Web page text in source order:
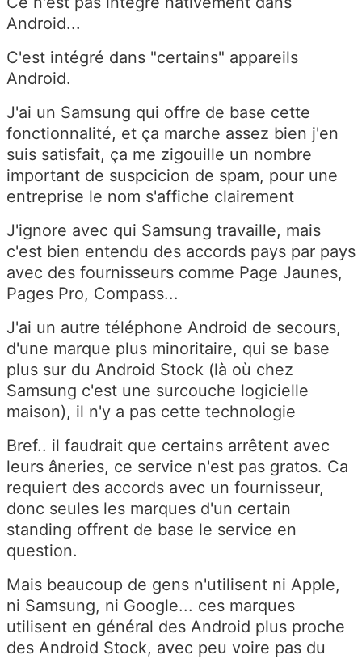
Android...
C'est intégré dans "certains" appareils
Android.
J'ai un Samsung qui offre de base cette
fonctionnalité, et ça marche assez bien j'en
suis satisfait, ça me zigouille un nombre
important de suspcicion de spam, pour une
entreprise le nom s'affiche clairement
J'ignore avec qui Samsung travaille, mais
c'est bien entendu des accords pays par pays
avec des fournisseurs comme Page Jaunes,
Pages Pro, Compass...
J'ai un autre téléphone Android de secours,
d'une marque plus minoritaire, qui se base
plus sur du Android Stock (là où chez
Samsung c'est une surcouche logicielle
maison), il n'y a pas cette technologie
Bref.. il faudrait que certains arrêtent avec
leurs âneries, ce service n'est pas gratos. Ca
requiert des accords avec un fournisseur,
donc seules les marques d'un certain
standing offrent de base le service en
question.
Mais beaucoup de gens n'utilisent ni Apple,
ni Samsung, ni Google... ces marques
utilisent en général des Android plus proche
des Android Stock, avec peu voire pas du